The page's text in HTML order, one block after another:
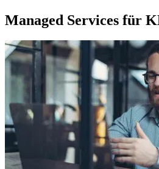
Managed Services für